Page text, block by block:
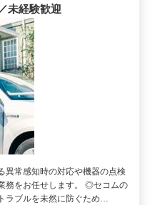
未経験歓迎
異常感知時の対応や機器の点検
務をお任せします。 ◎セコムの
ラブルを未然に防ぐため…